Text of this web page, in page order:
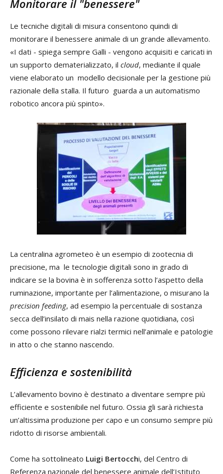
Monitorare il "benessere"
Le tecniche digitali di misura consentono quindi di
monitorare il benessere animale di un grande allevamento.
«I dati - spiega sempre Galli - vengono acquisiti e caricati in
un supporto dematerializzato, il cloud, mediante il quale
viene elaborato un modello decisionale per la gestione più
razionale della stalla. Il futuro guarda a un automatismo
robotico ancora più spinto».
La centralina agrometeo è un esempio di zootecnia di
precisione, ma le tecnologie digitali sono in grado di
indicare se la bovina è in sofferenza sotto l’aspetto della
ruminazione, importante per l’alimentazione, o misurano la
precision feeding, ad esempio la percentuale di sostanza
secca dell’insilato di mais nella razione quotidiana, così
come possono rilevare rialzi termici nell’animale e patologie
in atto o che stanno nascendo.
Efficienza e sostenibilità
L’allevamento bovino è destinato a diventare sempre più
efficiente e sostenibile nel futuro. Ossia gli sarà richiesta
un’altissima produzione per capo e un consumo sempre più
ridotto di risorse ambientali.
Come ha sottolineato Luigi Bertocchi, del Centro di
Referenza nazionale del benessere animale dell’Istituto